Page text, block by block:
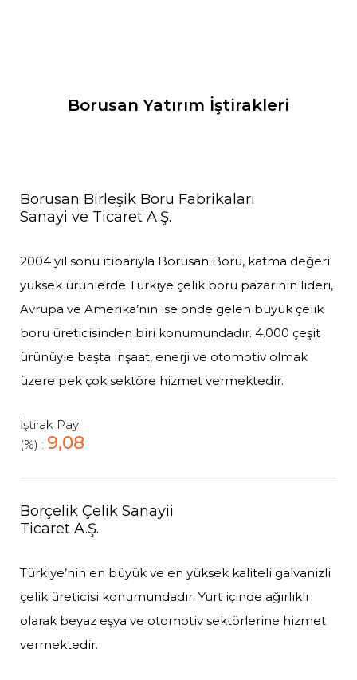
Borusan Yatırım İştirakleri
Borusan Birleşik Boru Fabrikaları
Sanayi ve Ticaret A.Ş.
2004 yıl sonu itibarıyla Borusan Boru, katma değeri
yüksek ürünlerde Türkiye çelik boru pazarının lideri,
Avrupa ve Amerika’nın ise önde gelen büyük çelik
boru üreticisinden biri konumundadır. 4.000 çeşit
ürünüyle başta inşaat, enerji ve otomotiv olmak
üzere pek çok sektöre hizmet vermektedir.
İştirak Payı
(%) : 9,08
Borçelik Çelik Sanayii
Ticaret A.Ş.
Türkiye’nin en büyük ve en yüksek kaliteli galvanizli
çelik üreticisi konumundadır. Yurt içinde ağırlıklı
olarak beyaz eşya ve otomotiv sektörlerine hizmet
vermektedir.